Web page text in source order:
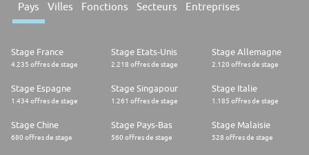
Pays Villes Fonctions Secteurs Entreprises
Stage France
4.235 offres de stage
Stage Etats-Unis
2.218 offres de stage
Stage Allemagne
2.120 offres de stage
Stage Espagne
1.434 offres de stage
Stage Singapour
1.261 offres de stage
Stage Italie
1.185 offres de stage
Stage Chine
680 offres de stage
Stage Pays-Bas
560 offres de stage
Stage Malaisie
528 offres de stage